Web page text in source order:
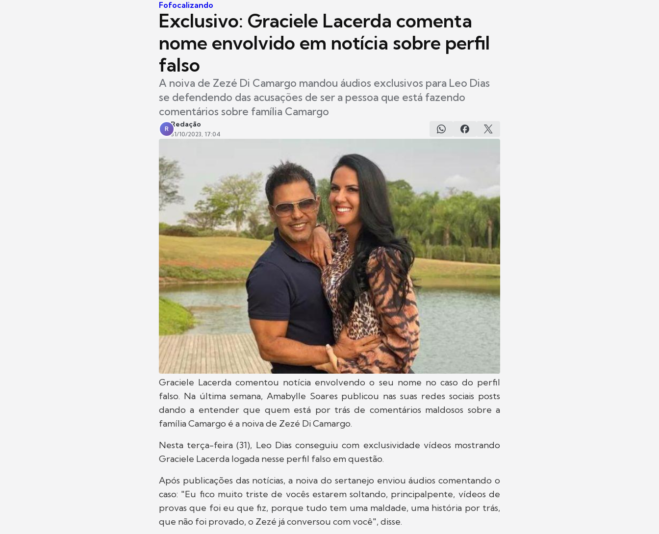
Fofocalizando
Exclusivo: Graciele Lacerda comenta
nome envolvido em notícia sobre perfil
falso
A noiva de Zezé Di Camargo mandou áudios exclusivos para Leo Dias
se defendendo das acusações de ser a pessoa que está fazendo
comentários sobre família Camargo
R
Redação
31/10/2023, 17:04
Graciele Lacerda comentou notícia envolvendo o seu nome no caso do perfil
falso. Na última semana, Amabylle Soares publicou nas suas redes sociais posts
dando a entender que quem está por trás de comentários maldosos sobre a
família Camargo é a noiva de Zezé Di Camargo.
Nesta terça-feira (31), Leo Dias conseguiu com exclusividade vídeos mostrando
Graciele Lacerda logada nesse perfil falso em questão.
Após publicações das notícias, a noiva do sertanejo enviou áudios comentando o
caso: "Eu fico muito triste de vocês estarem soltando, principalpente, vídeos de
provas que foi eu que fiz, porque tudo tem uma maldade, uma história por trás,
que não foi provado, o Zezé já conversou com você", disse.